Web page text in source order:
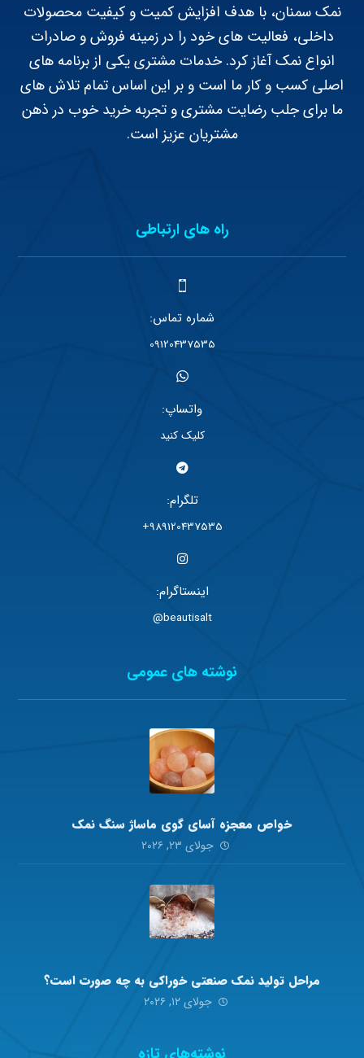
نمک سمنان، با هدف افزایش کمیت و کیفیت محصولات
داخلی، فعالیت های خود را در زمینه فروش و صادرات
انواع نمک آغاز کرد. خدمات مشتری یکی از برنامه های
اصلی کسب و کار ما است و بر این اساس تمام تلاش های
ما برای جلب رضایت مشتری و تجربه خرید خوب در ذهن
مشتریان عزیز است.
راه های ارتباطی
شماره تماس:
09120437535
واتساپ:
کلیک کنید
تلگرام:
989120437535+
اینستاگرام:
beautisalt@
نوشته های عمومی
خواص معجزه آسای گوی ماساژ سنگ نمک
جولای ۲۳, ۲۰۲۶
مراحل تولید نمک صنعتی خوراکی به چه صورت است؟
جولای ۱۲, ۲۰۲۶